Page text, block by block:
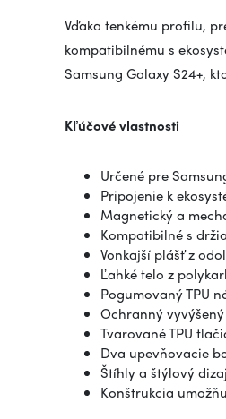
Vďaka tenkému profilu,
kompatibilnému s
Samsung Galaxy S24+,
Kľúčové vlastnosti
Určené pre
Pripojenie k
Magnetický a
Kompatibilné s
Vonkajší plášť z
Ľahké telo z
Pogumovaný TPU
Ochranný
Tvarované TPU
Dva upevňovacie
Štíhly a štýlový
Konštrukcia